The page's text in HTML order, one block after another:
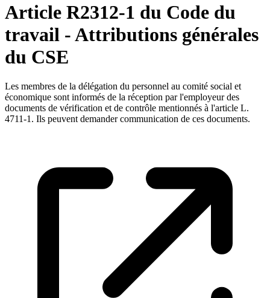
Article R2312-1 du Code du
travail - Attributions générales
du CSE
Les membres de la délégation du personnel au comité social et
économique sont informés de la réception par l'employeur des
documents de vérification et de contrôle mentionnés à l'article L.
4711-1. Ils peuvent demander communication de ces documents.